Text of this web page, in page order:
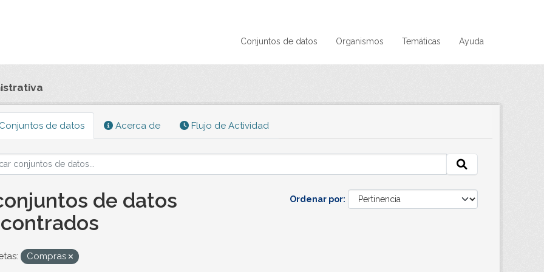
Conjuntos de datos Organismos Temáticas Ayuda
de datos Acerca de Flujo de Actividad
Ordenar por
de datos
Compras